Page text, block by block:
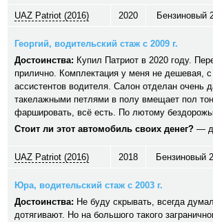
UAZ Patriot (2016) 2020 Бензиновый
Георгий, водительский стаж с 2009 г.
Достоинства: Купил Патриот в 2020 году.
прилично. Комплектация у меня не дешевая,
ассистентов водителя. Салон отделан очень
такелажными петлями в полу вмещает пол
фаршировать, всё есть. По лютому
Стоит ли этот автомобиль своих денег? —
UAZ Patriot (2016) 2018 Бензиновый
Юра, водительский стаж с 2003 г.
Достоинства: Не буду скрывать, всегда
дотягивают. Но на большого такого